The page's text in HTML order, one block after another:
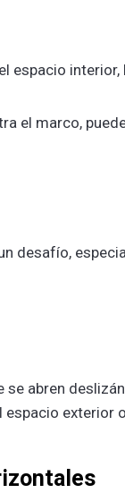
espacio
el marco,
desafío,
se abren
espacio exterior